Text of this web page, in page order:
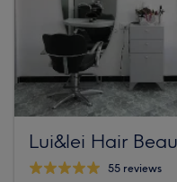
Lui&lei Hair
55 reviews